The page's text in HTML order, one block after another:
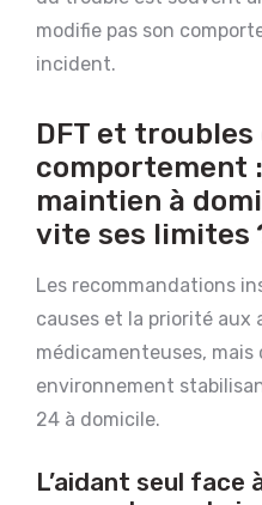
modifie pas son
incident.
DFT et troubles
comportement
maintien à
vite ses limites
Les recommandations
causes et la priorité aux
médicamenteuses, mais
environnement
24 à domicile.
L’aidant seul face